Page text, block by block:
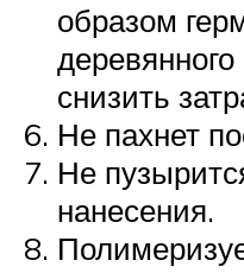
образом
снизить
Не пахнет
Не
нанесения.